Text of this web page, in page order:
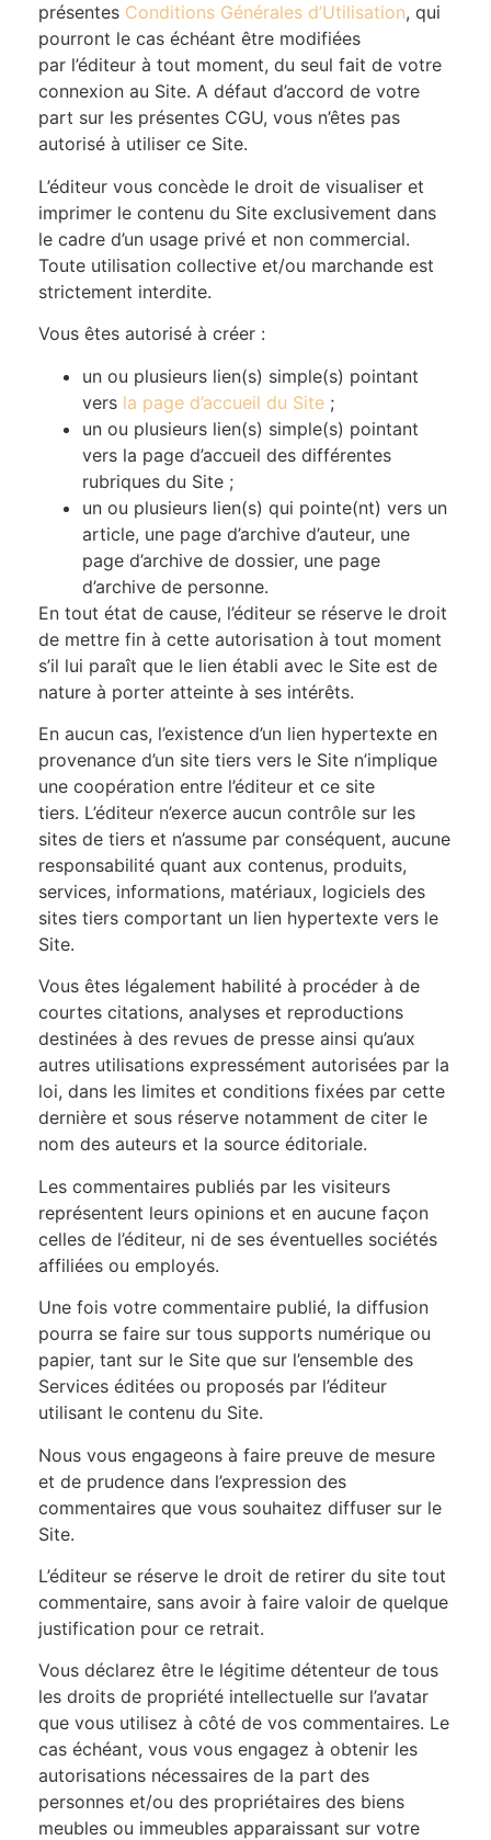
présentes Conditions Générales d’Utilisation, qui
pourront le cas échéant être modifiées
par l’éditeur à tout moment, du seul fait de votre
connexion au Site. A défaut d’accord de votre
part sur les présentes CGU, vous n’êtes pas
autorisé à utiliser ce Site.
L’éditeur vous concède le droit de visualiser et
imprimer le contenu du Site exclusivement dans
le cadre d’un usage privé et non commercial.
Toute utilisation collective et/ou marchande est
strictement interdite.
Vous êtes autorisé à créer :
un ou plusieurs lien(s) simple(s) pointant
vers la page d’accueil du Site ;
un ou plusieurs lien(s) simple(s) pointant
vers la page d’accueil des différentes
rubriques du Site ;
un ou plusieurs lien(s) qui pointe(nt) vers un
article, une page d’archive d’auteur, une
page d’archive de dossier, une page
d’archive de personne.
En tout état de cause, l’éditeur se réserve le droit
de mettre fin à cette autorisation à tout moment
s’il lui paraît que le lien établi avec le Site est de
nature à porter atteinte à ses intérêts.
En aucun cas, l’existence d’un lien hypertexte en
provenance d’un site tiers vers le Site n’implique
une coopération entre l’éditeur et ce site
tiers. L’éditeur n’exerce aucun contrôle sur les
sites de tiers et n’assume par conséquent, aucune
responsabilité quant aux contenus, produits,
services, informations, matériaux, logiciels des
sites tiers comportant un lien hypertexte vers le
Site.
Vous êtes légalement habilité à procéder à de
courtes citations, analyses et reproductions
destinées à des revues de presse ainsi qu’aux
autres utilisations expressément autorisées par la
loi, dans les limites et conditions fixées par cette
dernière et sous réserve notamment de citer le
nom des auteurs et la source éditoriale.
Les commentaires publiés par les visiteurs
représentent leurs opinions et en aucune façon
celles de l’éditeur, ni de ses éventuelles sociétés
affiliées ou employés.
Une fois votre commentaire publié, la diffusion
pourra se faire sur tous supports numérique ou
papier, tant sur le Site que sur l’ensemble des
Services éditées ou proposés par l’éditeur
utilisant le contenu du Site.
Nous vous engageons à faire preuve de mesure
et de prudence dans l’expression des
commentaires que vous souhaitez diffuser sur le
Site.
L’éditeur se réserve le droit de retirer du site tout
commentaire, sans avoir à faire valoir de quelque
justification pour ce retrait.
Vous déclarez être le légitime détenteur de tous
les droits de propriété intellectuelle sur l’avatar
que vous utilisez à côté de vos commentaires. Le
cas échéant, vous vous engagez à obtenir les
autorisations nécessaires de la part des
personnes et/ou des propriétaires des biens
meubles ou immeubles apparaissant sur votre